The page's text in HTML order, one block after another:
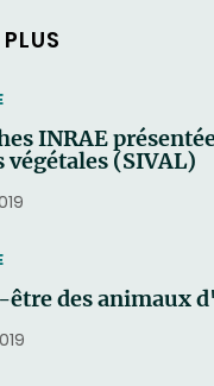
INRAE
(SIVAL)
être des animaux